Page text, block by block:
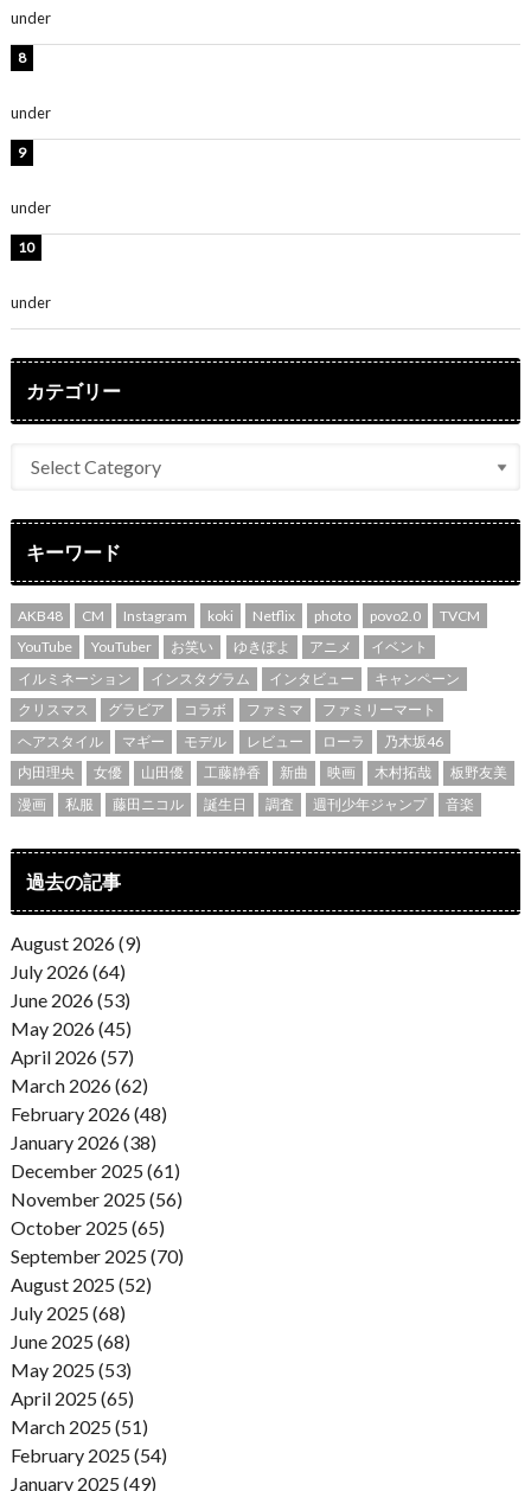
under
under
under
under
カテゴリー
キーワード
AKB48 CM Instagram koki Netflix photo povo2.0
TVCM
YouTube
YouTuber お笑い ゆきぽよ アニメ
イベント
イルミネーション
インスタグラム インタビュー
キャンペーン
クリスマス
グラビア コラボ ファミマ
ファミリーマート
ヘアスタイル
マギー モデル レビュー ローラ
乃木坂46
内田理央
女優 山田優 工藤静香 新曲 映画 木村拓哉
板野友美
漫画
私服 藤田ニコル 誕生日 調査 週刊少年ジャンプ 音楽
過去の記事
August 2026 (9)
July 2026 (64)
June 2026 (53)
May 2026 (45)
April 2026 (57)
March 2026 (62)
February 2026 (48)
January 2026 (38)
December 2025 (61)
November 2025 (56)
October 2025 (65)
September 2025 (70)
August 2025 (52)
July 2025 (68)
June 2025 (68)
May 2025 (53)
April 2025 (65)
March 2025 (51)
February 2025 (54)
January 2025 (49)